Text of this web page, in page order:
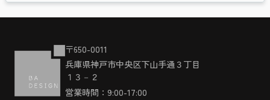
〒650-0011
兵庫県神戸市中央区下山手通３丁目
１３－２
営業時間：9:00-17:00